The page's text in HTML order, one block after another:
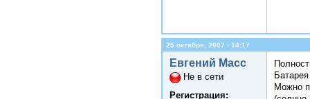
25 октября, 2007 - 14:17
Евгений Масс
Не в сети
Регистрация:
Можно